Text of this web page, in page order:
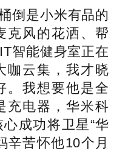
是小米有品的
克风的花洒、帮
智能健身室正在
咖云集，我才晓
。我想要他是全
充电器，华米科
成功将卫星“华
辛苦怀他10个月